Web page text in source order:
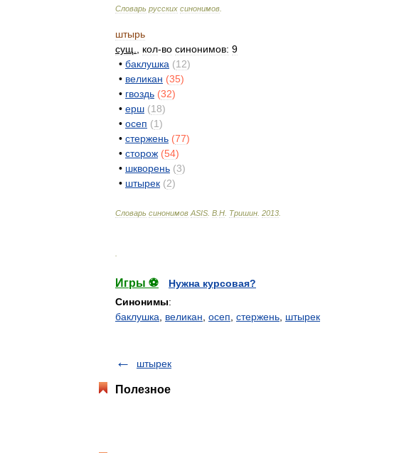
Словарь русских синонимов
штырь
сущ
кол-во синонимов: 9
• баклушка (12)
• великан (35)
• гвоздь (32)
• ерш (18)
• осеп (1)
• стержень (77)
• сторож (54)
• шкворень (3)
• штырек (2)
Словарь синонимов ASIS В Н Тришин 2013
Игры ⚽
Нужна курсовая?
Синонимы:
баклушка
великан осеп стержень штырек
штырек
Полезное